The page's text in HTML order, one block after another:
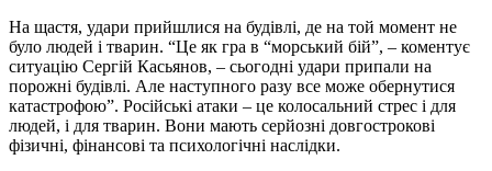
На щастя, удари прийшлися на будівлі, де на той момент не
було людей і тварин. “Це як гра в “морський бій”, – коментує
ситуацію Сергій Касьянов, – сьогодні удари припали на
порожні будівлі. Але наступного разу все може обернутися
катастрофою”. Російські атаки – це колосальний стрес і для
людей, і для тварин. Вони мають серйозні довгострокові
фізичні, фінансові та психологічні наслідки.